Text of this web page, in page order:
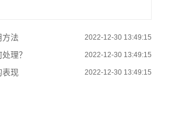
方法 2022-12-30 13:49:15
理？ 2022-12-30 13:49:15
表现 2022-12-30 13:49:15